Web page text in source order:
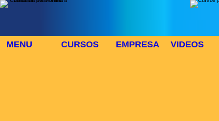
MENU CURSOS EMPRESA VIDEOS